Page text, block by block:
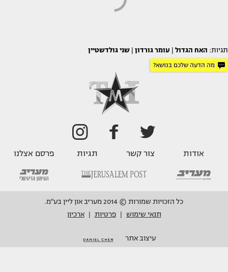
תגיות: האח הגדול עומר גורדון שני גולדשטיין
מה הדעה שלכם בנושא?
אודות צור קשר תגיות פרסם אצלנו
כל הזכויות שמורות © 2014 מעריב און ליין בע"מ.
תנאי שימוש
פרטיות ארכיון
עיצוב אתר